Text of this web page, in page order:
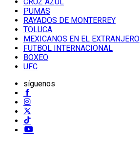
PUMAS
RAYADOS DE MONTERREY
TOLUCA
MEXICANOS EN EL EXTRANJERO
FUTBOL INTERNACIONAL
BOXEO
UFC
síguenos